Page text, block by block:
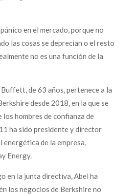
en el mercado, porque no
las cosas se deprecian o el resto
no es una función de la
de 63 años, pertenece a la
desde 2018, en la que se
hombres de confianza de
ha sido presidente y director
de la empresa,
Energy.
en la junta directiva, Abel ha
los negocios de Berkshire no